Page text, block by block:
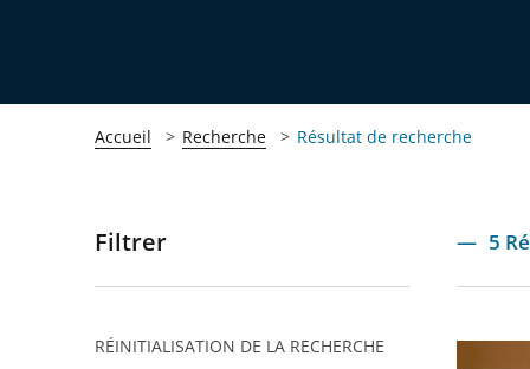
Accueil Recherche Résultat de recherche
Passer
pour
Filtrer
RÉINITIALISATION DE LA RECHERCHE
5